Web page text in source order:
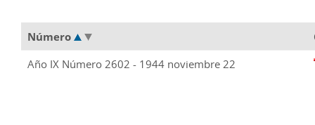
Número
Año IX Número 2602 - 1944 noviembre 22